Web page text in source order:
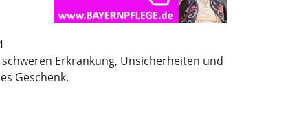
Erkrankung, Unsicherheiten und
Geschenk.